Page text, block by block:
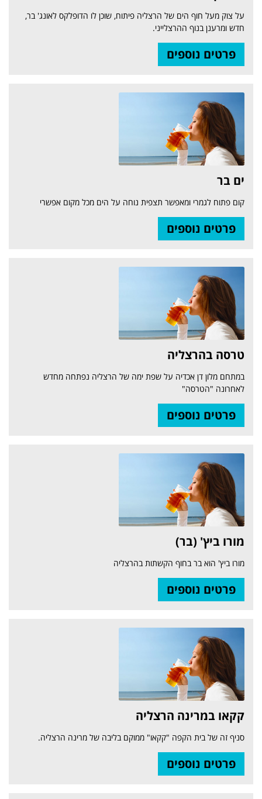
על צוק מעל חוף הים של הרצליה פיתוח, שוכן לו הדופלקס לאונג' בר,
חדש ומרענן בנוף ההרצלייני.
פרטים נוספים
ים בר
קום פתוח לגמרי ומאפשר תצפית נוחה על הים מכל מקום אפשרי
פרטים נוספים
טרסה בהרצליה
במתחם מלון דן אכדיה על שפת ימה של הרצליה נפתחה מחדש
לאחרונה "הטרסה"
פרטים נוספים
מורו ביץ' (בר)
מורו ביץ' הוא בר בחוף הקשתות בהרצליה
פרטים נוספים
קקאו במרינה הרצליה
סניף זה של בית הקפה "קקאו" ממוקם בליבה של מרינה הרצליה.
פרטים נוספים